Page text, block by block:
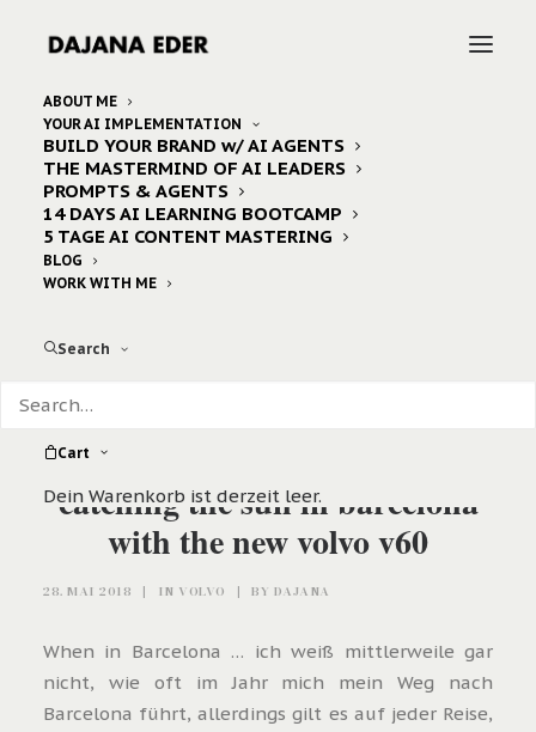
ABOUT ME
YOUR AI IMPLEMENTATION
BUILD YOUR BRAND w/ AI AGENTS
THE MASTERMIND OF AI LEADERS
PROMPTS & AGENTS
14 DAYS AI LEARNING BOOTCAMP
5 TAGE AI CONTENT MASTERING
BLOG
WORK WITH ME
Search
Cart
Dein Warenkorb ist derzeit leer.
catching the sun in barcelona
with the new volvo v60
28. MAI 2018 | IN VOLVO | BY DAJANA
When in Barcelona … ich weiß mittlerweile gar
nicht, wie oft im Jahr mich mein Weg nach
Barcelona führt, allerdings gilt es auf jeder Reise,